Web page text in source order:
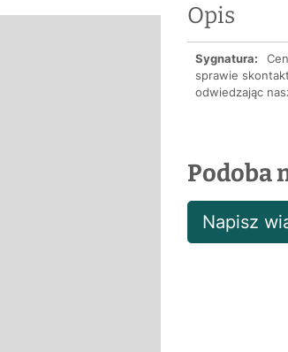
Opis
Sygnatura:
sprawie
odwiedzając
Podoba
Napisz